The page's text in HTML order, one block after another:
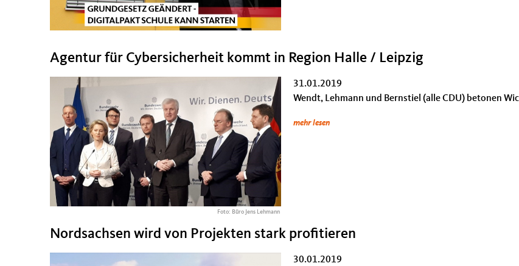
Agentur für Cybersicherheit kommt in Region Halle / Leipzig
Foto: Büro Jens Lehmann
31.01.2019
Wendt, Lehmann und Bernstiel (alle CDU) betonen
mehr lesen
Nordsachsen wird von Projekten stark profitieren
30.01.2019